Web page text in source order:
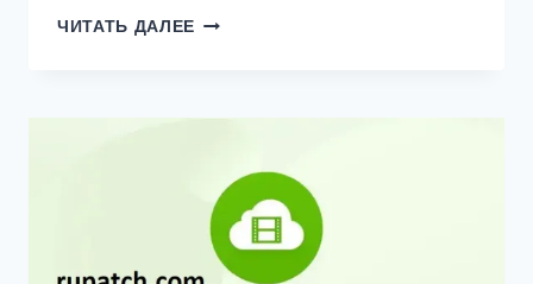
ЧИТАТЬ ДАЛЕЕ UMMY
КРЯК
КЛЮЧ
[2024
ПОСЛЕДНИЕ]